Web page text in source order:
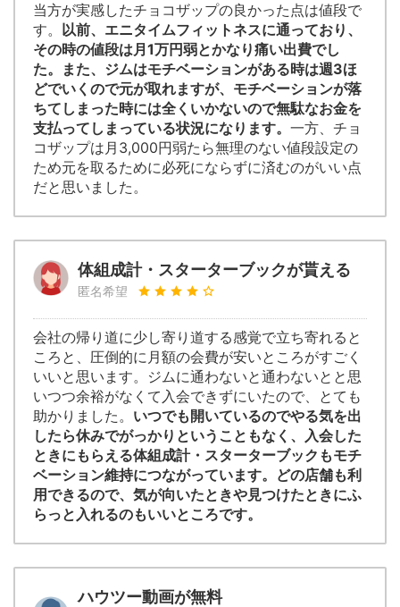
当方が実感したチョコザップの良かった点は値段で
す。 以前、エニタイムフィットネスに通っており、
その時の値段は月1万円弱とかなり痛い出費でし
た。また、ジムはモチベーションがある時は週3ほ
どでいくので元が取れますが、モチベーションが落
ちてしまった時には全くいかないので無駄なお金を
支払ってしまっている状況になります。 一方、チョ
コザップは月3,000円弱たら無理のない値段設定の
ため元を取るために必死にならずに済むのがいい点
だと思いました。
体組成計・スターターブックが貰える
匿名希望
会社の帰り道に少し寄り道する感覚で立ち寄れると
ころと、圧倒的に月額の会費が安いところがすごく
いいと思います。ジムに通わないと通わないとと思
いつつ余裕がなくて入会できずにいたので、とても
助かりました。 いつでも開いているのでやる気を出
したら休みでがっかりということもなく、入会した
ときにもらえる体組成計・スターターブックもモチ
ベーション維持につながっています。どの店舗も利
用できるので、気が向いたときや見つけたときにふ
らっと入れるのもいいところです。
ハウツー動画が無料